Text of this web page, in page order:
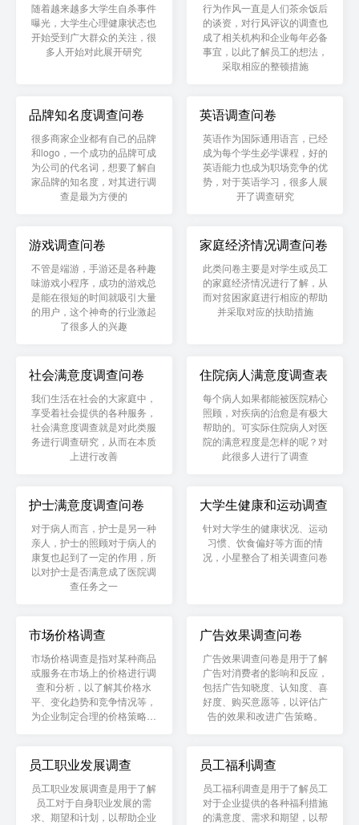
随着越来越多大学生自杀事件
曝光，大学生心理健康状态也
开始受到广大群众的关注，很
多人开始对此展开研究
行为作风一直是人们茶余饭后
的谈资，对行风评议的调查也
成了相关机构和企业每年必备
事宜，以此了解员工的想法，
采取相应的整顿措施
品牌知名度调查问卷
很多商家企业都有自己的品牌
和logo，一个成功的品牌可成
为公司的代名词，想要了解自
家品牌的知名度，对其进行调
查是最为方便的
英语调查问卷
英语作为国际通用语言，已经
成为每个学生必学课程，好的
英语能力也成为职场竞争的优
势，对于英语学习，很多人展
开了调查研究
游戏调查问卷
不管是端游，手游还是各种趣
味游戏小程序，成功的游戏总
是能在很短的时间就吸引大量
的用户，这个神奇的行业激起
了很多人的兴趣
家庭经济情况调查问卷
此类问卷主要是对学生或员工
的家庭经济情况进行了解，从
而对贫困家庭进行相应的帮助
并采取对应的扶助措施
社会满意度调查问卷
我们生活在社会的大家庭中，
享受着社会提供的各种服务，
社会满意度调查就是对此类服
务进行调查研究，从而在本质
上进行改善
住院病人满意度调查表
每个病人如果都能被医院精心
照顾，对疾病的治愈是有极大
帮助的。可实际住院病人对医
院的满意程度是怎样的呢？对
此很多人进行了调查
护士满意度调查问卷
对于病人而言，护士是另一种
亲人，护士的照顾对于病人的
康复也起到了一定的作用，所
以对护士是否满意成了医院调
查任务之一
大学生健康和运动调查
针对大学生的健康状况、运动
习惯、饮食偏好等方面的情
况，小星整合了相关调查问卷
市场价格调查
市场价格调查是指对某种商品
或服务在市场上的价格进行调
查和分析，以了解其价格水
平、变化趋势和竞争情况等，
为企业制定合理的价格策略提
广告效果调查问卷
广告效果调查问卷是用于了解
广告对消费者的影响和反应，
包括广告知晓度、认知度、喜
好度、购买意愿等，以评估广
告的效果和改进广告策略。
员工职业发展调查
员工职业发展调查是用于了解
员工对于自身职业发展的需
求、期望和计划，以帮助企业
员工福利调查
员工福利调查是用于了解员工
对于企业提供的各种福利措施
的满意度、需求和期望，以帮